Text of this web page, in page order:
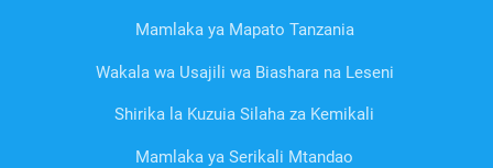
Mamlaka ya Mapato Tanzania
Wakala wa Usajili wa Biashara na Leseni
Shirika la Kuzuia Silaha za Kemikali
Mamlaka ya Serikali Mtandao